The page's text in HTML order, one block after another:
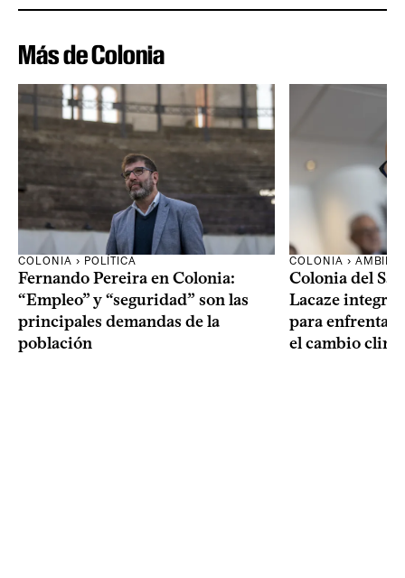
Más de Colonia
COLONIA › POLÍTICA
Fernando Pereira en Colonia:
“Empleo” y “seguridad” son las
principales demandas de la
población
COLONIA ›
Colonia del
Lacaze
para enfrentar
el cambio